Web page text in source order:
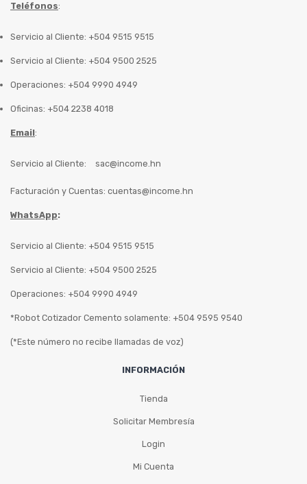
Teléfonos:
Servicio al Cliente: +504 9515 9515
Servicio al Cliente: +504 9500 2525
Operaciones: +504 9990 4949
Oficinas: +504 2238 4018
Email:
Servicio al Cliente: sac@income.hn
Facturación y Cuentas: cuentas@income.hn
WhatsApp:
Servicio al Cliente: +504 9515 9515
Servicio al Cliente: +504 9500 2525
Operaciones: +504 9990 4949
*Robot Cotizador Cemento solamente: +504 9595 9540
(*Este número no recibe llamadas de voz)
INFORMACIÓN
Tienda
Solicitar Membresía
Login
Mi Cuenta